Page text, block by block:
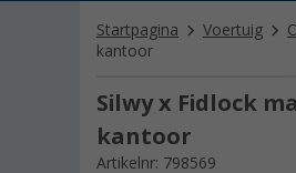
Startpagina Voertuig
kantoor
Silwy x Fidlock
kantoor
Artikelnr: 798569